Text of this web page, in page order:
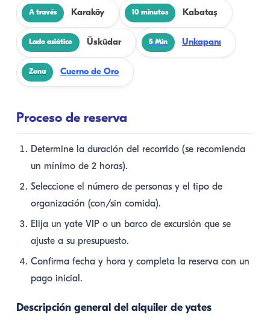
A través Karaköy 10 minutos Kabataş
Lado asiático Üsküdar 5 Min Unkapanı
Zona Cuerno de Oro
Proceso de reserva
Determine la duración del recorrido (se recomienda
un mínimo de 2 horas).
Seleccione el número de personas y el tipo de
organización (con/sin comida).
Elija un yate VIP o un barco de excursión que se
ajuste a su presupuesto.
Confirma fecha y hora y completa la reserva con un
pago inicial.
Descripción general del alquiler de yates